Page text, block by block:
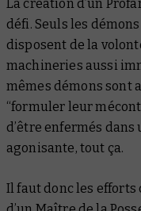
La création d’un
défi. Seuls les
disposent de la
machineries aussi
mêmes démons sont
“formuler leur
d’être enfermés
agonisante, tout ça.
Il faut donc les efforts